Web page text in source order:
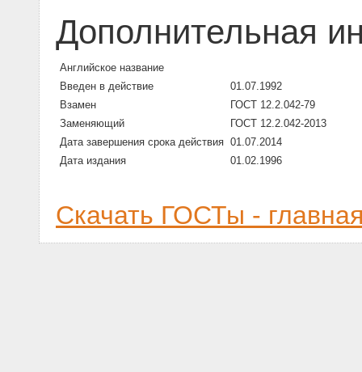
Дополнительная
Английское название
Введен в действие
01.07.1992
Взамен
ГОСТ 12.2.042-79
Заменяющий
ГОСТ 12.2.042-2013
Дата завершения срока действия 01.07.2014
Дата издания
01.02.1996
Скачать ГОСТы -